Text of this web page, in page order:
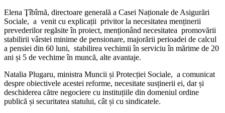
Elena Ţîbîrnă, directoare generală a Casei Naționale de Asigurări
Sociale, a venit cu explicații privitor la necesitatea menținerii
prevederilor regăsite în proiect, menționând necesitatea promovării
stabilirii vârstei minime de pensionare, majorării perioadei de calcul
a pensiei din 60 luni, stabilirea vechimii în serviciu în mărime de 20
ani și 5 de vechime în muncă, alte avantaje.
Natalia Plugaru, ministra Muncii și Protecției Sociale, a comunicat
despre obiectivele acestei reforme, necesitate susținerii ei, dar și
deschiderea către negociere cu instituțiile din domeniul ordine
publică și securitatea statului, cât și cu sindicatele.